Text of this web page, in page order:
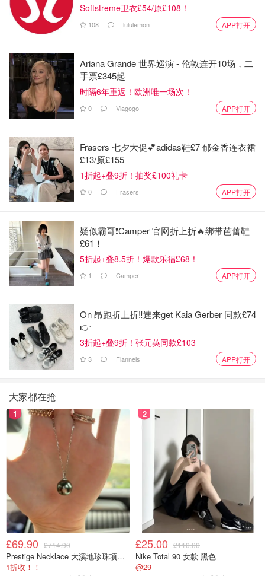
Softstreme卫衣£54/原£108！
108 lululemon APP打开
Ariana Grande 世界巡演 - 伦敦连开10场，二
手票£345起
时隔6年重返！欧洲唯一场次！
0 Viagogo APP打开
Frasers 七夕大促💕adidas鞋£7 郁金香连衣裙
£13/原£155
1折起+叠9折！抽奖£100礼卡
0 Frasers APP打开
疑似霸哥❗️Camper 官网折上折🔥绑带芭蕾鞋
£61！
5折起+叠8.5折！爆款乐福£68！
1 Camper APP打开
On 昂跑折上折‼️速来get Kaia Gerber 同款£74
👉
3折起+叠9折！张元英同款£103
3 Flannels APP打开
大家都在抢
1
£69.90 £714.90
Prestige Necklace 大溪地珍珠项链 10-11mm
1折收！！
2
£25.00 £110.00
Nike Total 90 女款 黑色
@29